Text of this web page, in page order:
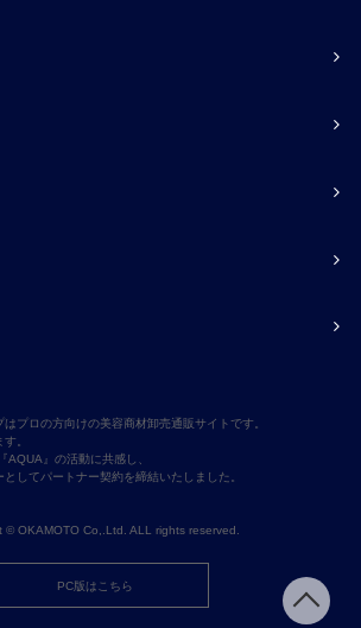
プロの方向けの美容商材卸売通販サイトです。
。
AQUA』の活動に共感し、
してパートナー契約を締結いたしました。
© OKAMOTO Co,.Ltd. ALL rights reserved.
PC版はこちら